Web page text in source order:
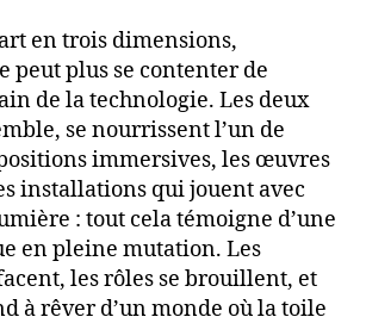
en trois dimensions,
peut plus se contenter de
de la technologie. Les deux
se nourrissent l’un de
immersives, les œuvres
installations qui jouent avec
: tout cela témoigne d’une
en pleine mutation. Les
les rôles se brouillent, et
à rêver d’un monde où la toile